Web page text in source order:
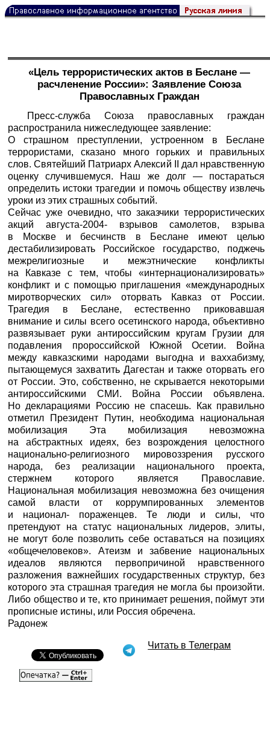
«Цель террористических актов в Беслане —
расчленение России»: Заявление Союза
Православных Граждан
Пресс-служба Союза православных граждан
распространила нижеследующее заявление:
О страшном преступлении, устроенном в Беслане
террористами, сказано много горьких и правильных
слов. Святейший Патриарх Алексий II дал нравственную
оценку случившемуся. Наш же долг — постараться
определить истоки трагедии и помочь обществу извлечь
уроки из этих страшных событий.
Сейчас уже очевидно, что заказчики террористических
акций августа-2004- взрывов самолетов, взрыва
в Москве и бесчинств в Беслане имеют целью
дестабилизировать Российское государство, поджечь
межрелигиозные и межэтнические конфликты
на Кавказе с тем, чтобы «интернационализировать»
конфликт и с помощью приглашения «международных
миротворческих сил» оторвать Кавказ от России.
Трагедия в Беслане, естественно приковавшая
внимание и силы всего осетинского народа, объективно
развязывает руки антироссийским кругам Грузии для
подавления пророссийской Южной Осетии. Война
между кавказскими народами выгодна и ваххабизму,
пытающемуся захватить Дагестан и также оторвать его
от России. Это, собственно, не скрывается некоторыми
антироссийскими СМИ. Война России объявлена.
Но декларациями Россию не спасешь. Как правильно
отметил Президент Путин, необходима национальная
мобилизация Эта мобилизация невозможна
на абстрактных идеях, без возрождения целостного
национально-религиозного мировоззрения русского
народа, без реализации национального проекта,
стержнем которого является Православие.
Национальная мобилизация невозможна без очищения
самой власти от коррумпированных элементов
и национал- пораженцев. Те люди и силы, что
претендуют на статус национальных лидеров, элиты,
не могут боле позволить себе оставаться на позициях
«общечеловеков». Атеизм и забвение национальных
идеалов являются первопричиной нравственного
разложения важнейших государственных структур, без
которого эта страшная трагедия не могла бы произойти.
Либо общество и те, кто принимает решения, поймут эти
прописные истины, или Россия обречена.
Радонеж
Читать в Телеграм